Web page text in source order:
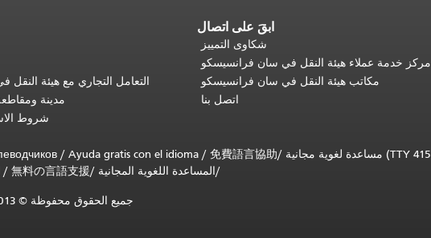
ابقَ على اتصال
شكاوى التمييز
مركز خدمة عملاء هيئة النقل في سان فرانسيسكو
مكاتب هيئة النقل في سان فرانسيسكو
اتصل بنا
التعامل التجاري مع هيئة
مدينة
شروط
免費語言協助
/
Ayuda gratis con el idioma
/
/المساعدة اللغوية المجانية /
無料の言語支援
/
جميع الحقوق محفوظة © 2013-2025 لهيئة النقل البلدية في سان فرانسيسكو (SFMTA).